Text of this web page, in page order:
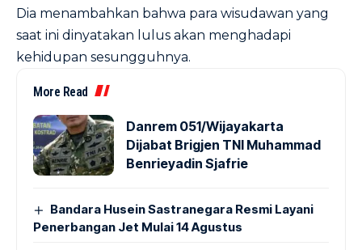
Dia menambahkan bahwa para wisudawan yang
saat ini dinyatakan lulus akan menghadapi
kehidupan sesungguhnya.
More Read
Danrem 051/Wijayakarta
Dijabat Brigjen TNI Muhammad
Benrieyadin Sjafrie
Bandara Husein Sastranegara Resmi Layani
Penerbangan Jet Mulai 14 Agustus